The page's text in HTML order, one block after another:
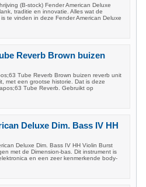
(B-stock) Fender American Deluxe
traditie en innovatie. Alles wat de
te vinden in deze Fender American Deluxe
Reverb Brown buizen
Tube Reverb Brown buizen reverb unit
met een grootse historie. Dat is deze
Tube Reverb. Gebruikt op
Deluxe Dim. Bass IV HH
Deluxe Dim. Bass IV HH Violin Burst
met de Dimension-bas. Dit instrument is
en een zeer kenmerkende body-